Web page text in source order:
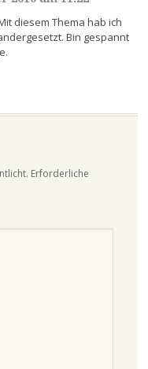
diesem Thema hab ich
Bin gespannt
Erforderliche